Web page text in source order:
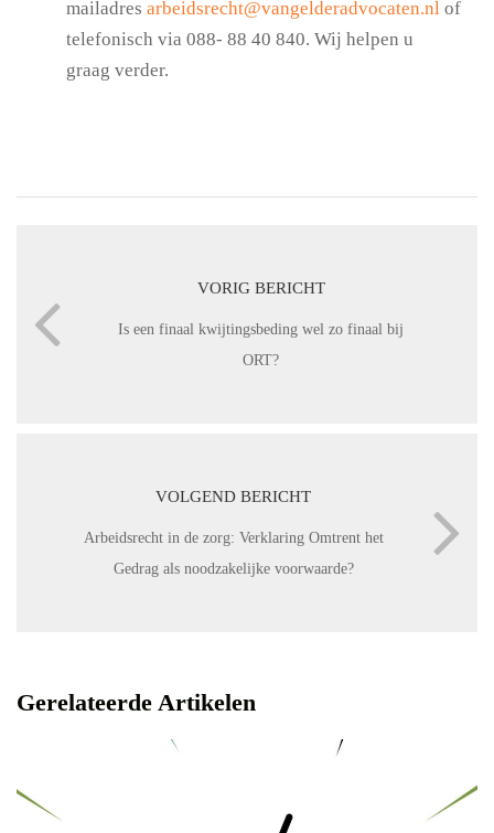
mailadres arbeidsrecht@vangelderadvocaten.nl of
telefonisch via 088- 88 40 840. Wij helpen u
graag verder.
VORIG BERICHT
Is een finaal kwijtingsbeding wel zo finaal bij
ORT?
VOLGEND BERICHT
Arbeidsrecht in de zorg: Verklaring Omtrent het
Gedrag als noodzakelijke voorwaarde?
Gerelateerde Artikelen